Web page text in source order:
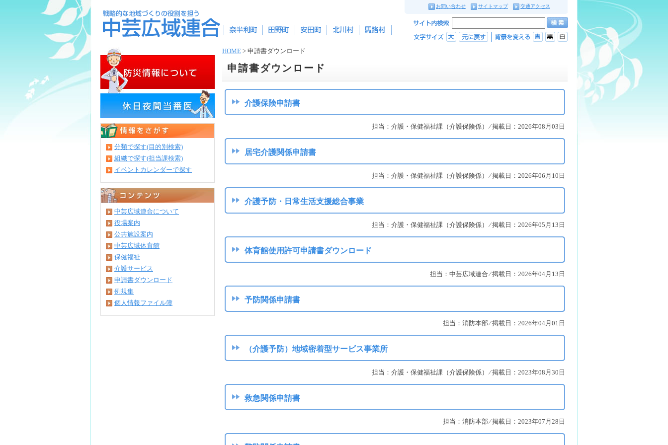
お問い合わせ サイトマップ 交通アクセス
分類で探す(目的別検索)
組織で探す(担当課検索)
イベントカレンダーで探す
中芸広域連合について
役場案内
公共施設案内
中芸広域体育館
保健福祉
介護サービス
申請書ダウンロード
例規集
個人情報ファイル簿
HOME > 申請書ダウンロード
申請書ダウンロード
介護保険申請書
担当：介護・保健福祉課（介護保険係） ⁄ 掲載日：2026年08月03日
居宅介護関係申請書
担当：介護・保健福祉課（介護保険係） ⁄ 掲載日：2026年06月10日
介護予防・日常生活支援総合事業
担当：介護・保健福祉課（介護保険係） ⁄ 掲載日：2026年05月13日
体育館使用許可申請書ダウンロード
担当：中芸広域連合 ⁄ 掲載日：2026年04月13日
予防関係申請書
担当：消防本部 ⁄ 掲載日：2026年04月01日
（介護予防）地域密着型サービス事業所
担当：介護・保健福祉課（介護保険係） ⁄ 掲載日：2023年08月30日
救急関係申請書
担当：消防本部 ⁄ 掲載日：2023年07月28日